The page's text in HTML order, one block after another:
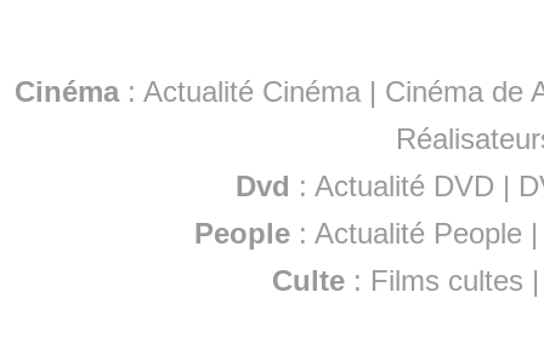
Cinéma: Actualité Cinéma | Cinéma de
Dvd : Actualité DVD |
People :Actualité People
Culte : Films cultes